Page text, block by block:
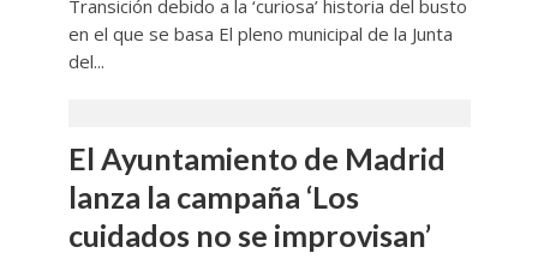
Transición debido a la ‘curiosa’ historia del busto
en el que se basa El pleno municipal de la Junta
del...
El Ayuntamiento de Madrid
lanza la campaña ‘Los
cuidados no se improvisan’